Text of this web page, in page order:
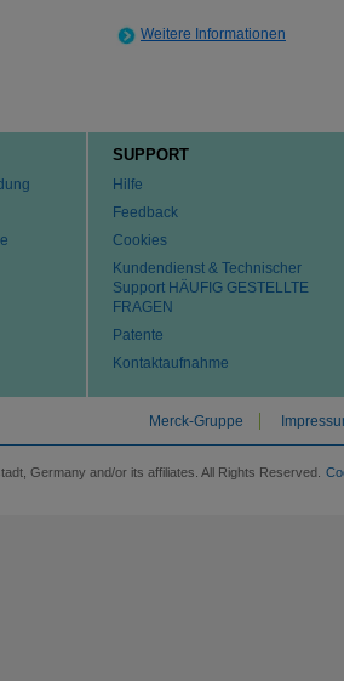
Weitere Informationen
SUPPORT
Hilfe
Feedback
Cookies
Kundendienst & Technischer
Support HÄUFIG GESTELLTE
FRAGEN
Patente
Kontaktaufnahme
Merck-Gruppe
Germany and/or its affiliates. All Rights Reserved.